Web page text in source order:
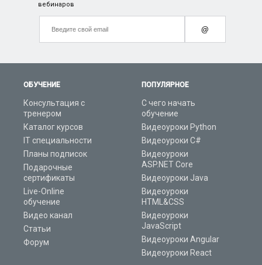
ОБУЧЕНИЕ
Консультация с
тренером
Каталог курсов
IT специальности
Планы подписок
Подарочные
сертификаты
Live-Online
обучение
Видео канал
Статьи
Форум
ПОПУЛЯРНОЕ
С чего начать
обучение
Видеоуроки Python
Видеоуроки C#
Видеоуроки
ASP.NET Core
Видеоуроки Java
Видеоуроки
HTML&CSS
Видеоуроки
JavaScript
Видеоуроки Angular
Видеоуроки React
вебинаров
@